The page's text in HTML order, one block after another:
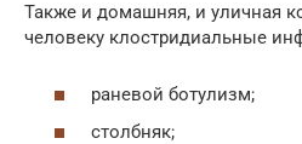
Также и домашняя, и уличная
человеку клостридиальные
раневой ботулизм;
столбняк;